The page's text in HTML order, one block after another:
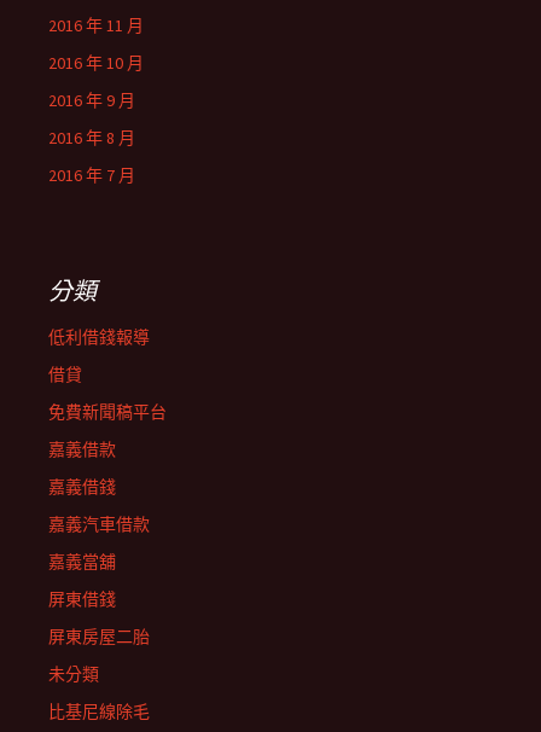
2016 年 11 月
2016 年 10 月
2016 年 9 月
2016 年 8 月
2016 年 7 月
分類
低利借錢報導
借貸
免費新聞稿平台
嘉義借款
嘉義借錢
嘉義汽車借款
嘉義當舖
屏東借錢
屏東房屋二胎
未分類
比基尼線除毛